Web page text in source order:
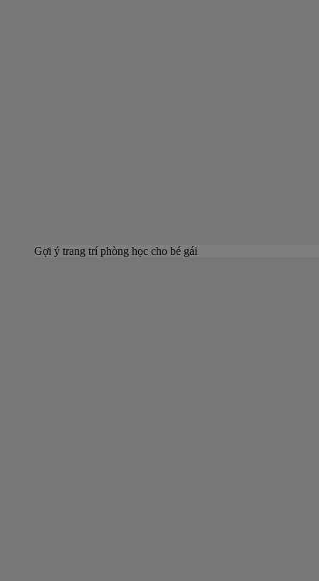
Gợi ý trang trí phòng học cho bé gái